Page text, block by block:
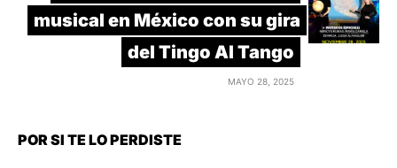
musical en México con su gira
del Tingo Al Tango
MAYO 28, 2025
POR SI TE LO PERDISTE